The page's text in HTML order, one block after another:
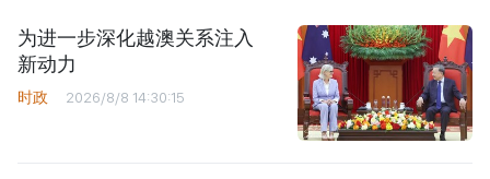
为进一步深化越澳关系注入
新动力
时政 2026/8/8 14:30:15